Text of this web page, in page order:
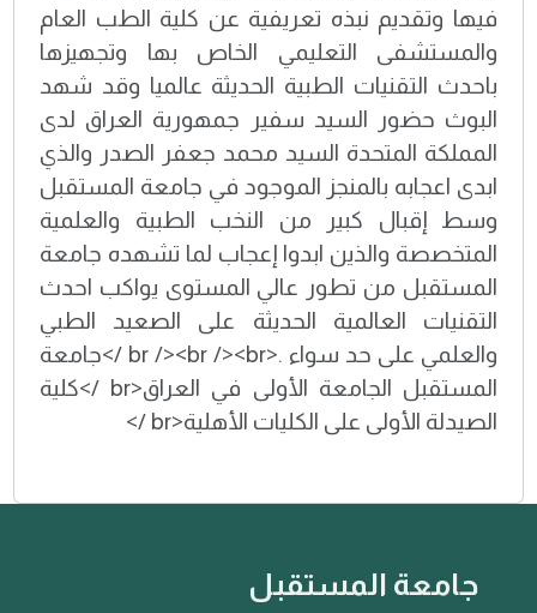
فيها وتقديم نبذه تعريفية عن كلية الطب العام
والمستشفى التعليمي الخاص بها وتجهيزها
باحدث التقنيات الطبية الحديثة عالميا وقد شهد
البوث حضور السيد سفير جمهورية العراق لدى
المملكة المتحدة السيد محمد جعفر الصدر والذي
ابدى اعجابه بالمنجز الموجود في جامعة المستقبل
وسط إقبال كبير من النخب الطبية والعلمية
المتخصصة والذين ابدوا إعجاب لما تشهده جامعة
المستقبل من تطور عالي المستوى يواكب احدث
التقنيات العالمية الحديثة على الصعيد الطبي
والعلمي على حد سواء .<br /><br /><br />جامعة
المستقبل الجامعة الأولى في العراق<br />كلية
الصيدلة الأولى على الكليات الأهلية<br />
جامعة المستقبل